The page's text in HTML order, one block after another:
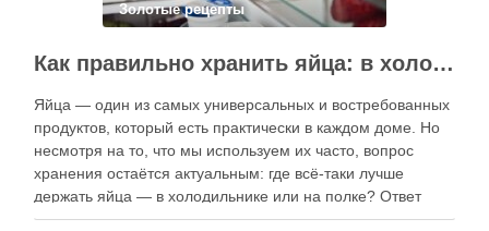
Золотые рецепты
Как правильно хранить яйца: в холодильнике или на полке?
Яйца — один из самых универсальных и востребованных
продуктов, который есть практически в каждом доме. Но
несмотря на то, что мы используем их часто, вопрос
хранения остаётся актуальным: где всё-таки лучше
держать яйца — в холодильнике или на полке? Ответ
зависит от нескольких факторов, включая температуру